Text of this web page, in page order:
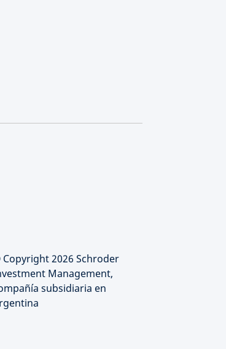
2026 Schroder
Management,
subsidiaria en